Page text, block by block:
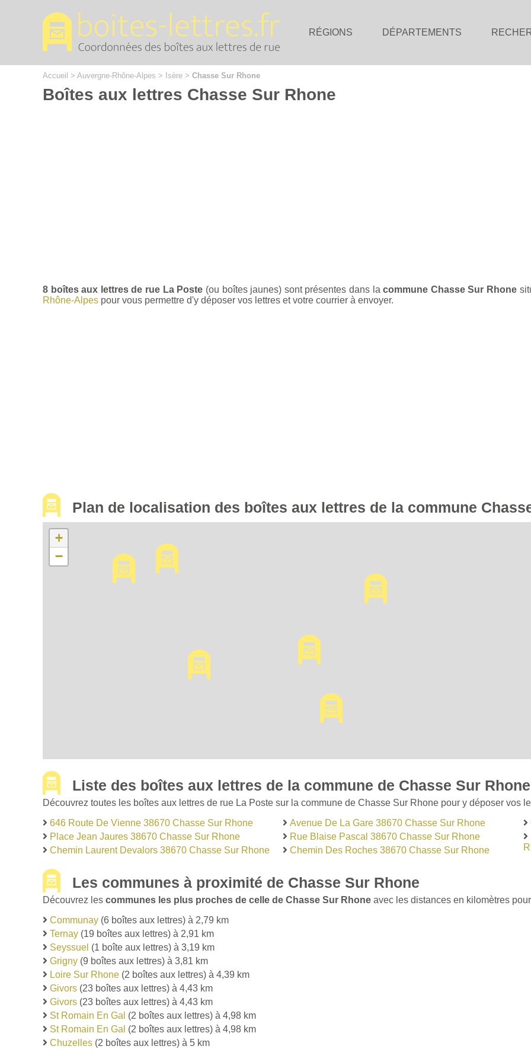
RÉGIONS DÉPARTEMENTS
Accueil > Auvergne-Rhône-Alpes > Isère > Chasse Sur Rhone
Boîtes aux lettres Chasse Sur Rhone
8 boîtes aux lettres de rue La Poste (ou boîtes jaunes) sont présentes dans lacommune Chasse Sur Rhone
Rhône-Alpes pour vous permettre d'y déposer vos lettres et votre courrier à envoyer.
Plan de localisation des boîtes aux lettres de la commune
+
−
Liste des boîtes aux lettres de la commune de Chasse Sur Rhone
Découvrez toutes les boîtes aux lettres de rue La Poste sur la commune de Chasse Sur Rhone pour y déposer vos
646 Route De Vienne 38670 Chasse Sur Rhone
Place Jean Jaures 38670 Chasse Sur Rhone
Chemin Laurent Devalors 38670 Chasse Sur Rhone
Avenue De La Gare 38670 Chasse Sur Rhone
Rue Blaise Pascal 38670 Chasse Sur Rhone
Chemin Des Roches 38670 Chasse Sur Rhone
Les communes à proximité de Chasse Sur Rhone
Découvrez les communes les plus proches de celle de Chasse Sur Rhone avec les distances en kilomètres
Communay (6 boîtes aux lettres) à 2,79 km
Ternay (19 boîtes aux lettres) à 2,91 km
Seyssuel (1 boîte aux lettres) à 3,19 km
Grigny (9 boîtes aux lettres) à 3,81 km
Loire Sur Rhone (2 boîtes aux lettres) à 4,39 km
Givors (23 boîtes aux lettres) à 4,43 km
Givors (23 boîtes aux lettres) à 4,43 km
St Romain En Gal (2 boîtes aux lettres) à 4,98 km
St Romain En Gal (2 boîtes aux lettres) à 4,98 km
Chuzelles (2 boîtes aux lettres) à 5 km